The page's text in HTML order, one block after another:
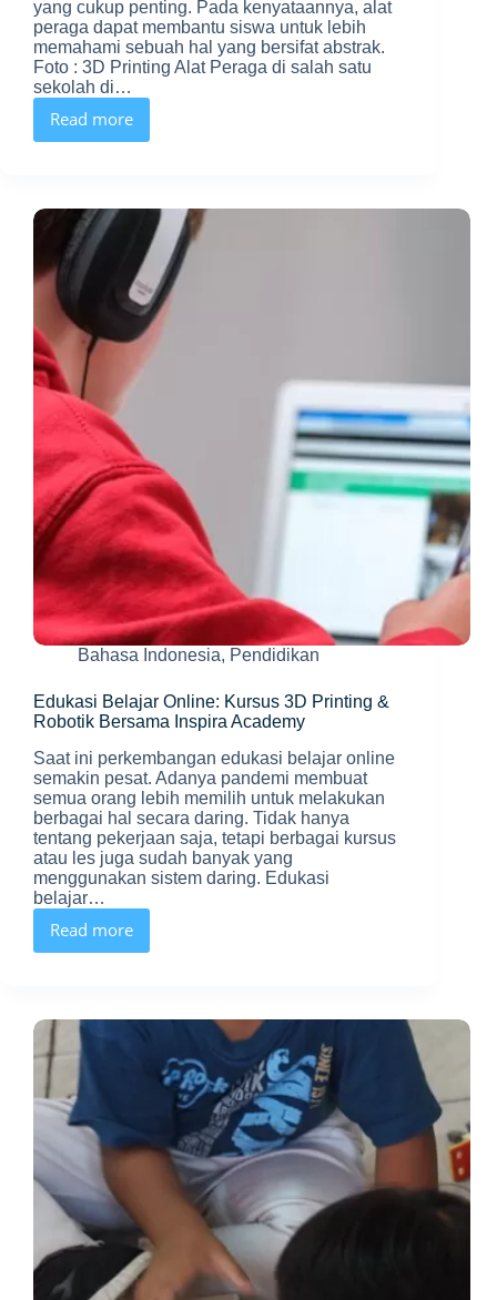
yang cukup penting. Pada kenyataannya, alat
peraga dapat membantu siswa untuk lebih
memahami sebuah hal yang bersifat abstrak.
Foto : 3D Printing Alat Peraga di salah satu
sekolah di…
Read more
Manfaat
Alat
dan
Bagaimana
cara
mendapatkannya
Bahasa Indonesia, Pendidikan
Edukasi Belajar Online: Kursus 3D Printing &
Robotik Bersama Inspira Academy
Saat ini perkembangan edukasi belajar online
semakin pesat. Adanya pandemi membuat
semua orang lebih memilih untuk melakukan
berbagai hal secara daring. Tidak hanya
tentang pekerjaan saja, tetapi berbagai kursus
atau les juga sudah banyak yang
menggunakan sistem daring. Edukasi
belajar…
Read more
Edukasi
Belajar
Academy